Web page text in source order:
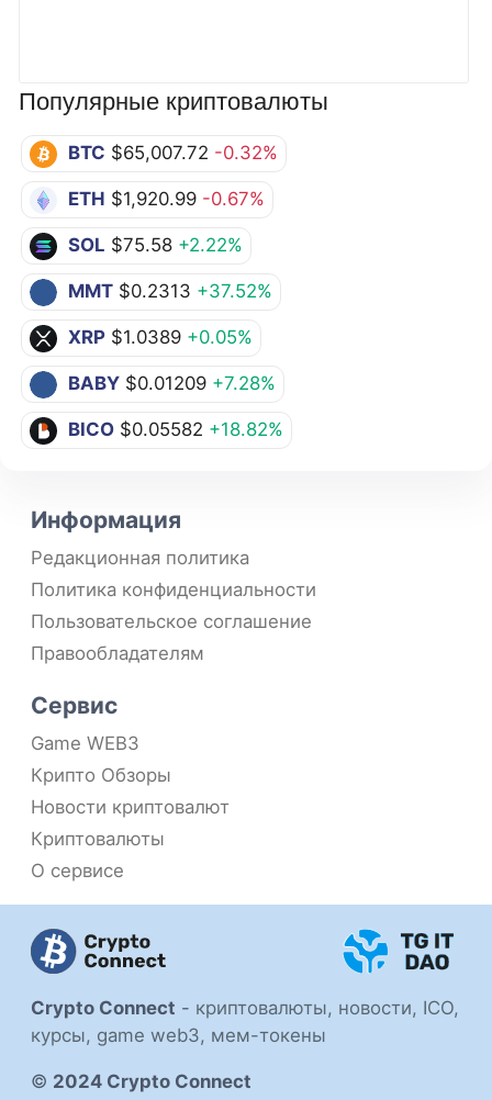
Популярные криптовалюты
BTC $65,007.72 -0.32%
ETH $1,920.99 -0.67%
SOL $75.58 +2.22%
MMT $0.2313 +37.52%
XRP $1.0389 +0.05%
BABY $0.01209 +7.28%
BICO $0.05582 +18.82%
Crypto Connect - криптовалюты, новости, ICO,
курсы, game web3, мем-токены
© 2024 Crypto Connect
Информация
Редакционная политика
Политика конфиденциальности
Пользовательское соглашение
Правообладателям
Сервис
Game WEB3
Крипто Обзоры
Новости криптовалют
Криптовалюты
О сервисе